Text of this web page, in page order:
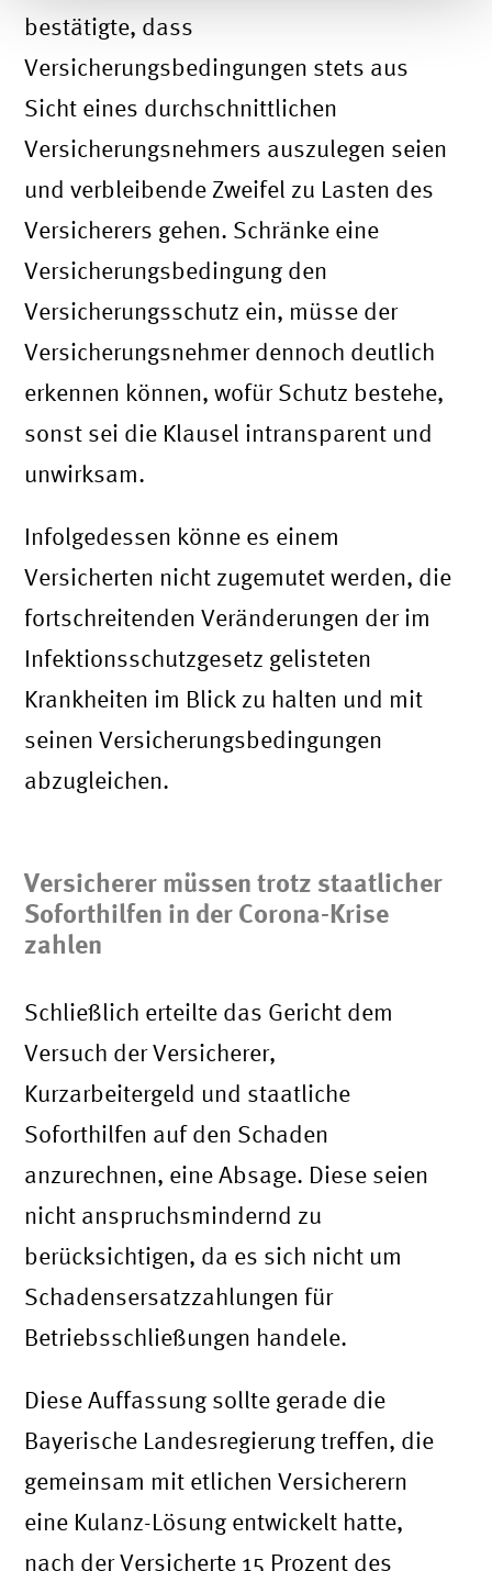
bestätigte, dass
Versicherungsbedingungen stets aus
Sicht eines durchschnittlichen
Versicherungsnehmers auszulegen seien
und verbleibende Zweifel zu Lasten des
Versicherers gehen. Schränke eine
Versicherungsbedingung den
Versicherungsschutz ein, müsse der
Versicherungsnehmer dennoch deutlich
erkennen können, wofür Schutz bestehe,
sonst sei die Klausel intransparent und
unwirksam.
Infolgedessen könne es einem
Versicherten nicht zugemutet werden, die
fortschreitenden Veränderungen der im
Infektionsschutzgesetz gelisteten
Krankheiten im Blick zu halten und mit
seinen Versicherungsbedingungen
abzugleichen.
Versicherer müssen trotz staatlicher
Soforthilfen in der Corona-Krise
zahlen
Schließlich erteilte das Gericht dem
Versuch der Versicherer,
Kurzarbeitergeld und staatliche
Soforthilfen auf den Schaden
anzurechnen, eine Absage. Diese seien
nicht anspruchsmindernd zu
berücksichtigen, da es sich nicht um
Schadensersatzzahlungen für
Betriebsschließungen handele.
Diese Auffassung sollte gerade die
Bayerische Landesregierung treffen, die
gemeinsam mit etlichen Versicherern
eine Kulanz-Lösung entwickelt hatte,
nach der Versicherte 15 Prozent des